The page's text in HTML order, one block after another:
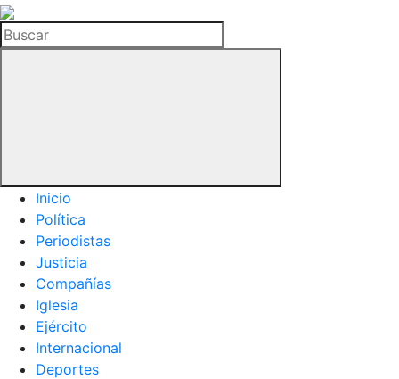
La
Hemeroteca
del
Buscar
Inicio
Política
Periodistas
Justicia
Compañías
Iglesia
Ejército
Internacional
Deportes